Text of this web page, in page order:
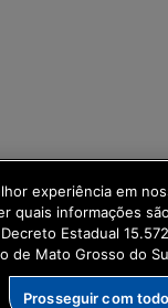
experiência em
quais informações
Estadual
de Mato Grosso do
Prosseguir com